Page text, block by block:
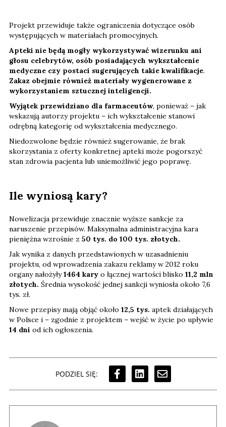
Projekt przewiduje także ograniczenia dotyczące osób
występujących w materiałach promocyjnych.
Apteki nie będą mogły wykorzystywać wizerunku ani
głosu celebrytów, osób posiadających wykształcenie
medyczne czy postaci sugerujących takie kwalifikacje.
Zakaz obejmie również materiały wygenerowane z
wykorzystaniem sztucznej inteligencji.
Wyjątek przewidziano dla farmaceutów, ponieważ – jak
wskazują autorzy projektu – ich wykształcenie stanowi
odrębną kategorię od wykształcenia medycznego.
Niedozwolone będzie również sugerowanie, że brak
skorzystania z oferty konkretnej apteki może pogorszyć
stan zdrowia pacjenta lub uniemożliwić jego poprawę.
Ile wyniosą kary?
Nowelizacja przewiduje znacznie wyższe sankcje za
naruszenie przepisów. Maksymalna administracyjna kara
pieniężna wzrośnie z 50 tys. do 100 tys. złotych.
Jak wynika z danych przedstawionych w uzasadnieniu
projektu, od wprowadzenia zakazu reklamy w 2012 roku
organy nałożyły1464 kary o łącznej wartości blisko 11,2 mln
złotych. Średnia wysokość jednej sankcji wyniosła około 7,6
tys. zł.
Nowe przepisy mają objąć około 12,5 tys. aptek działających
w Polsce i – zgodnie z projektem – wejść w życie po upływie
14 dni od ich ogłoszenia.
PODZIEL SIĘ: